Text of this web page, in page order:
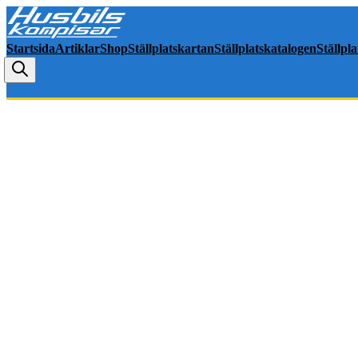
StartsidaArtiklarShopStällplatskartanStällplatskatalogen